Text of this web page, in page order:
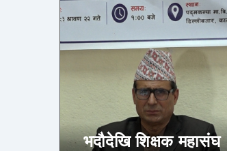
भदौदेखि शिक्षक महासंघ